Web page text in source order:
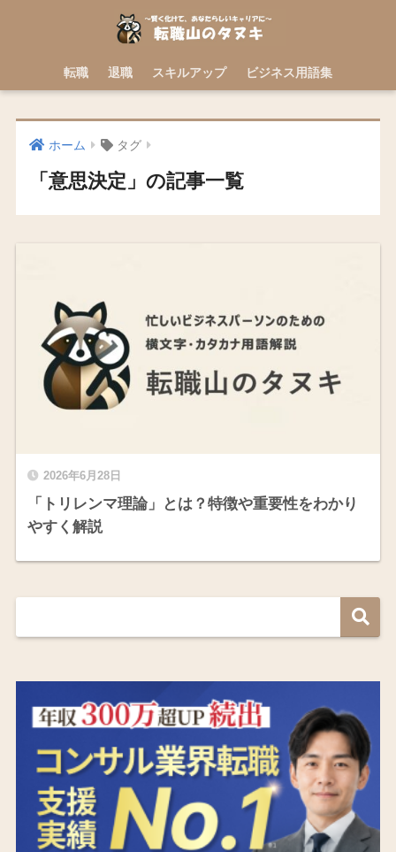
転職 退職 スキルアップ ビジネス用語集
ホーム タグ
「意思決定」の記事一覧
2026年6月28日
「トリレンマ理論」とは？特徴や重要性をわかり
やすく解説